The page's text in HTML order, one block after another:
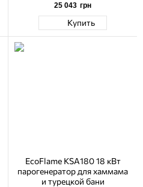
25 043 грн
Купить
EcoFlame KSA180 18 кВт
парогенератор для хаммама
и турецкой бани